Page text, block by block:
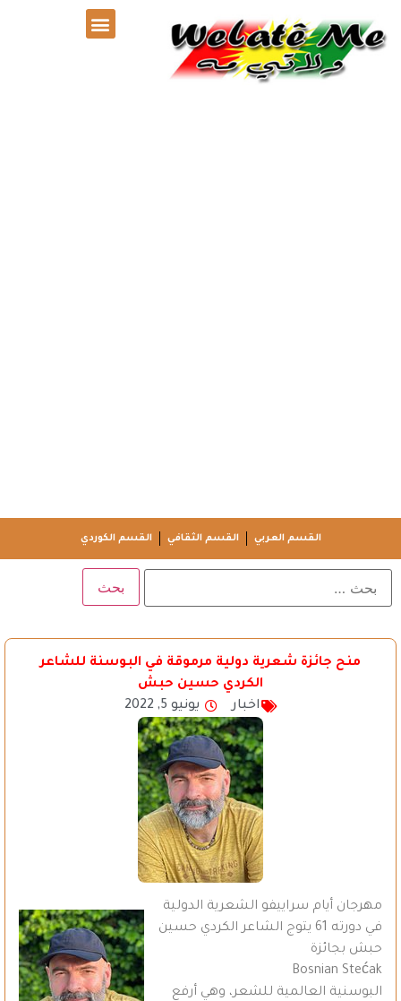
القسم العربي القسم الثقافي القسم الكوردي
منح جائزة شعرية دولية مرموقة في البوسنة للشاعر
الكردي حسين حبش
اخبار
يونيو 5, 2022
مهرجان أيام سراييفو الشعرية الدولية
في دورته 61 يتوج الشاعر الكردي حسين
حبش بجائزة
Bosnian Stećak
البوسنية العالمية للشعر، وهي أرفع